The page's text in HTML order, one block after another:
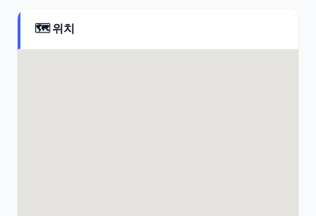
🗺️ 위치